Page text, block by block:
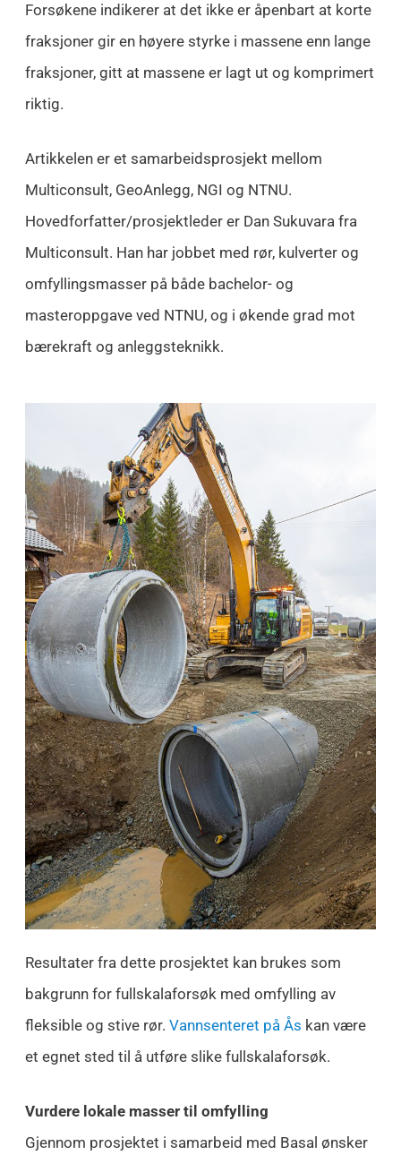
Forsøkene indikerer at det ikke er åpenbart at korte
fraksjoner gir en høyere styrke i massene enn lange
fraksjoner, gitt at massene er lagt ut og komprimert
riktig.
Artikkelen er et samarbeidsprosjekt mellom
Multiconsult, GeoAnlegg, NGI og NTNU.
Hovedforfatter/prosjektleder er Dan Sukuvara fra
Multiconsult. Han har jobbet med rør, kulverter og
omfyllingsmasser på både bachelor- og
masteroppgave ved NTNU, og i økende grad mot
bærekraft og anleggsteknikk.
Resultater fra dette prosjektet kan brukes som
bakgrunn for fullskalaforsøk med omfylling av
fleksible og stive rør. Vannsenteret på Ås kan være
et egnet sted til å utføre slike fullskalaforsøk.
Vurdere lokale masser til omfylling
Gjennom prosjektet i samarbeid med Basal ønsker